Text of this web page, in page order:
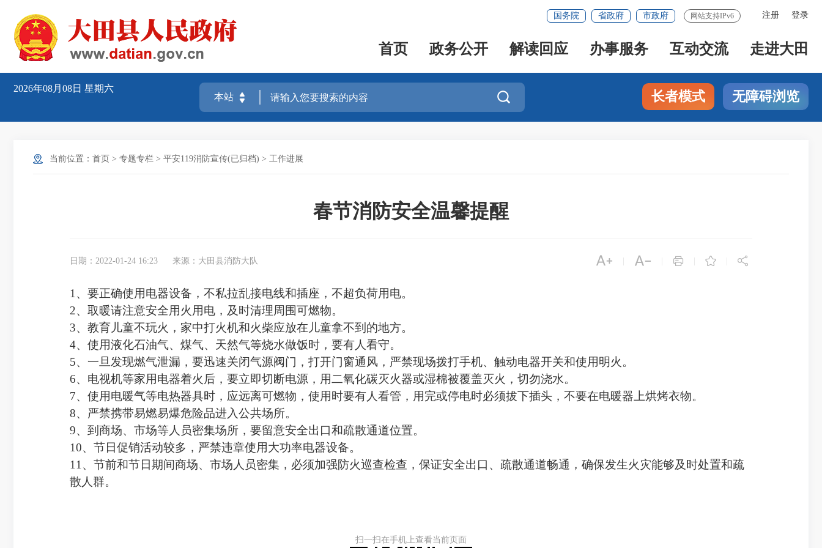
注册 登录
国务院 省政府 市政府 网站支持IPv6
首页 政务公开 解读回应 办事服务 互动交流 走进大田
2026年08月08日 星期六
 长者模式 无障碍浏览
当前位置： 首页 > 专题专栏 > 平安119消防宣传(已归档) > 工作进展
春节消防安全温馨提醒
日期：2022-01-24 16:23 来源：大田县消防大队     
1、要正确使用电器设备，不私拉乱接电线和插座，不超负荷用电。
2、取暖请注意安全用火用电，及时清理周围可燃物。
3、教育儿童不玩火，家中打火机和火柴应放在儿童拿不到的地方。
4、使用液化石油气、煤气、天然气等烧水做饭时，要有人看守。
5、一旦发现燃气泄漏，要迅速关闭气源阀门，打开门窗通风，严禁现场拨打手机、触动电器开关和使用明火。
6、电视机等家用电器着火后，要立即切断电源，用二氧化碳灭火器或湿棉被覆盖灭火，切勿浇水。
7、使用电暖气等电热器具时，应远离可燃物，使用时要有人看管，用完或停电时必须拔下插头，不要在电暖器上烘烤衣物。
8、严禁携带易燃易爆危险品进入公共场所。
9、到商场、市场等人员密集场所，要留意安全出口和疏散通道位置。
10、节日促销活动较多，严禁违章使用大功率电器设备。
11、节前和节日期间商场、市场人员密集，必须加强防火巡查检查，保证安全出口、疏散通道畅通，确保发生火灾能够及时处置和疏
散人群。
扫一扫在手机上查看当前页面